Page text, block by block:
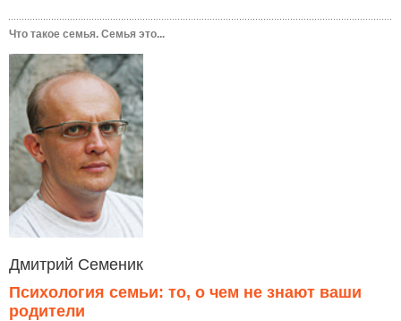
Что такое семья. Семья это...
Дмитрий Семеник
Психология семьи: то, о чем не знают ваши
родители